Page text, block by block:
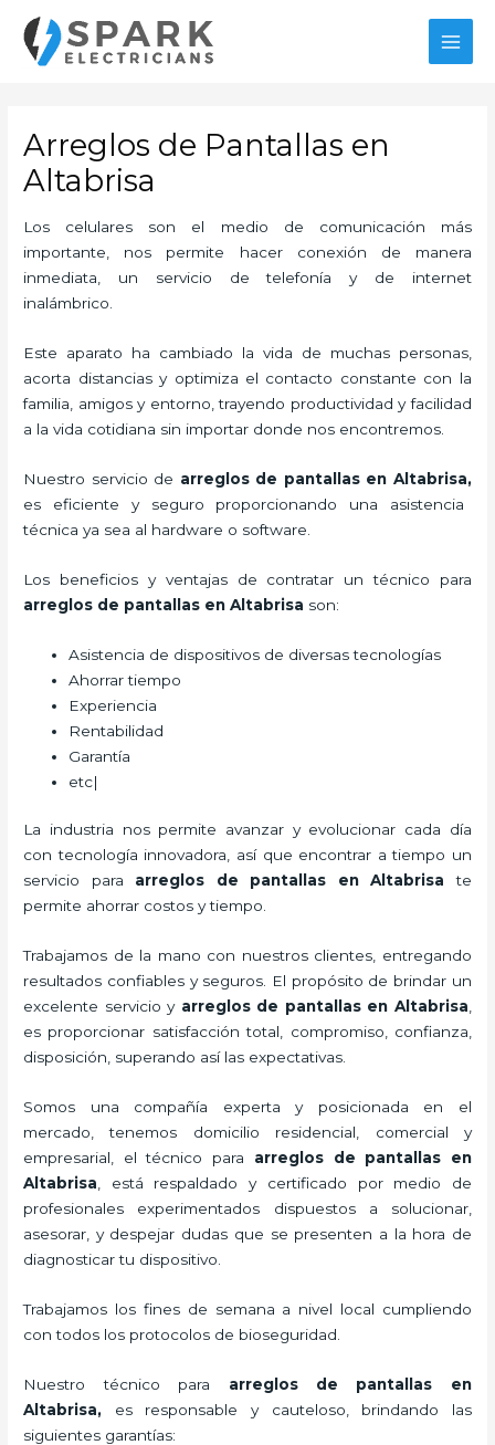
contenido
Arreglos de Pantallas en
Altabrisa
Los celulares son el medio de comunicación más
importante, nos permite hacer conexión de manera
inmediata, un servicio de telefonía y de internet
inalámbrico.
Este aparato ha cambiado la vida de muchas personas,
acorta distancias y optimiza el contacto constante con la
familia, amigos y entorno, trayendo productividad y facilidad
a la vida cotidiana sin importar donde nos encontremos.
Nuestro servicio de arreglos de pantallas en Altabrisa,
es eficiente y seguro proporcionando una asistencia
técnica ya sea al hardware o software.
Los beneficios y ventajas de contratar un técnico para
arreglos de pantallas en Altabrisa son:
Asistencia de dispositivos de diversas tecnologías
Ahorrar tiempo
Experiencia
Rentabilidad
Garantía
etc|
La industria nos permite avanzar y evolucionar cada día
con tecnología innovadora, así que encontrar a tiempo un
servicio para arreglos de pantallas en Altabrisa te
permite ahorrar costos y tiempo.
Trabajamos de la mano con nuestros clientes, entregando
resultados confiables y seguros. El propósito de brindar un
excelente servicio y arreglos de pantallasen Altabrisa
es proporcionar satisfacción total, compromiso, confianza,
disposición, superando así las expectativas.
Somos una compañía experta y posicionada en el
mercado, tenemos domicilio residencial, comercial y
empresarial, el técnico para arreglos de pantallas en
Altabrisa , está respaldado y certificado por medio de
profesionales experimentados dispuestos a solucionar,
asesorar, y despejar dudas que se presenten a la hora de
diagnosticar tu dispositivo.
Trabajamos los fines de semana a nivel local cumpliendo
con todos los protocolos de bioseguridad.
Nuestro técnico para arreglos de pantallas en
Altabrisa, es responsable y cauteloso, brindando las
siguientes garantías: